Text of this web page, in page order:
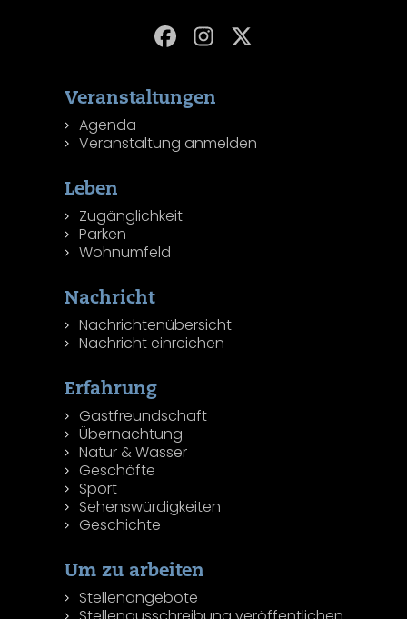
Veranstaltungen
Agenda
Veranstaltung anmelden
Leben
Zugänglichkeit
Parken
Wohnumfeld
Nachricht
Nachrichtenübersicht
Nachricht einreichen
Erfahrung
Gastfreundschaft
Übernachtung
Natur & Wasser
Geschäfte
Sport
Sehenswürdigkeiten
Geschichte
Um zu arbeiten
Stellenangebote